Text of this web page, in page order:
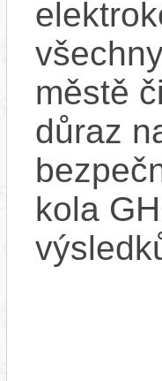
městě
důraz
kola